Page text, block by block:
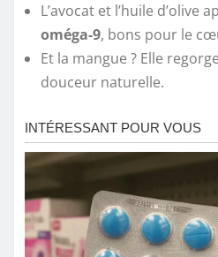
L’avocat et l’huile d’olive
oméga-9, bons pour le
Et la mangue ? Elle
douceur naturelle.